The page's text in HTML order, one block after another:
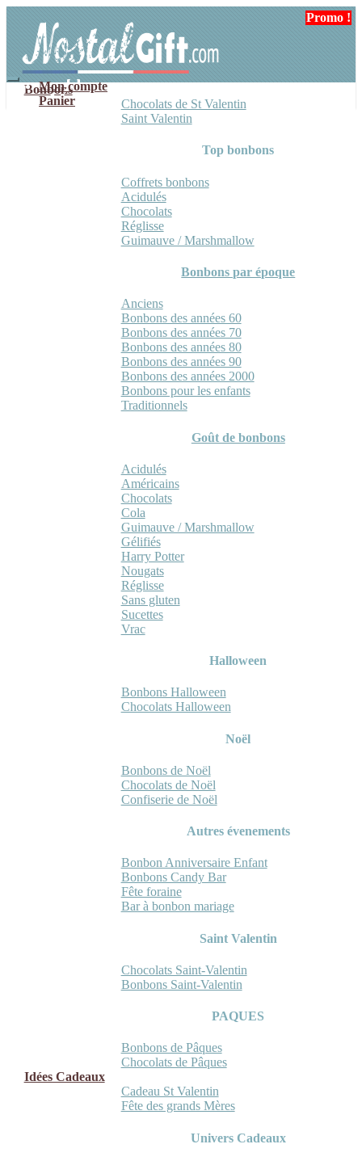
navigation
contenu
Mon compte
Panier
Bonbons
Chocolats de St Valentin
Saint Valentin
Top bonbons
Coffrets bonbons
Acidulés
Chocolats
Réglisse
Guimauve / Marshmallow
Bonbons par époque
Anciens
Bonbons des années 60
Bonbons des années 70
Bonbons des années 80
Bonbons des années 90
Bonbons des années 2000
Bonbons pour les enfants
Traditionnels
Goût de bonbons
Acidulés
Américains
Chocolats
Cola
Guimauve / Marshmallow
Gélifiés
Harry Potter
Nougats
Réglisse
Sans gluten
Sucettes
Vrac
Halloween
Bonbons Halloween
Chocolats Halloween
Noël
Bonbons de Noël
Chocolats de Noël
Confiserie de Noël
Autres évenements
Bonbon Anniversaire Enfant
Bonbons Candy Bar
Fête foraine
Bar à bonbon mariage
Saint Valentin
Chocolats Saint-Valentin
Bonbons Saint-Valentin
PAQUES
Bonbons de Pâques
Chocolats de Pâques
Idées Cadeaux
Cadeau St Valentin
Fête des grands Mères
Univers Cadeaux
Promo !